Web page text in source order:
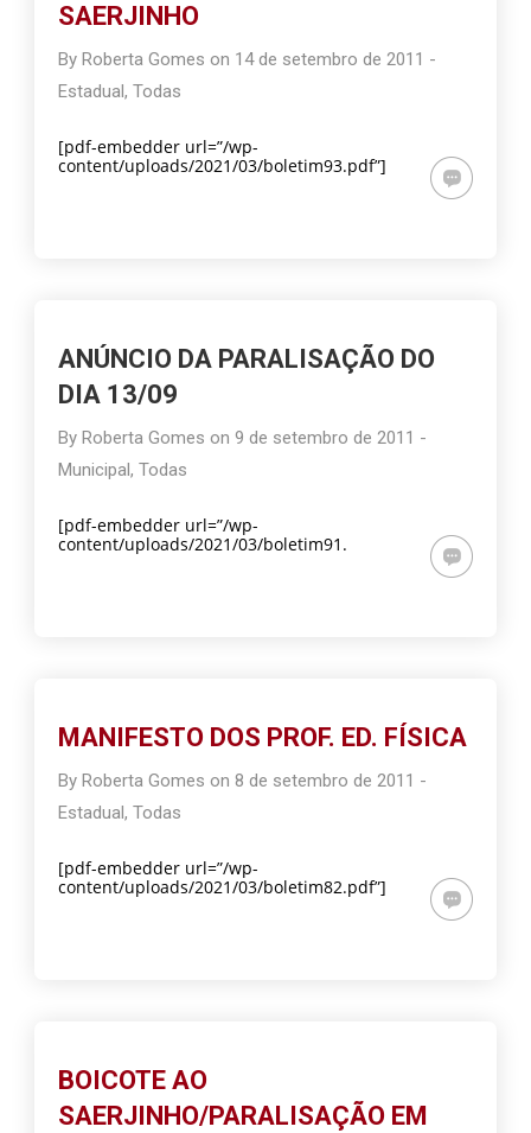
SAERJINHO
By Roberta Gomes on 14 de setembro de 2011 -
Estadual,Todas
[pdf-embedder url=”/wp-
content/uploads/2021/03/boletim93.pdf”]
ANÚNCIO DA PARALISAÇÃO DO
DIA 13/09
By Roberta Gomes on9 de setembro de 2011 -
Municipal,Todas
[pdf-embedder url=”/wp-
content/uploads/2021/03/boletim91.
MANIFESTO DOS PROF. ED. FÍSICA
By Roberta Gomes on8 de setembro de 2011 -
Estadual,Todas
[pdf-embedder url=”/wp-
content/uploads/2021/03/boletim82.pdf”]
BOICOTE AO
SAERJINHO/PARALISAÇÃO EM